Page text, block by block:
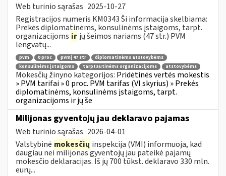
Web turinio sąrašas 2025-10-27
Registracijos numeris KM0343 Ši informacija skelbiama:
Prekės diplomatinėms, konsulinėms įstaigoms, tarpt.
organizacijoms ir jų šeimos nariams (47 str.) PVM
lengvatų...
pvm 0 proc pvmį 47 str
diplomatinėms atstovybėms
konsulinėms įstaigoms
tarptautinėms organizacijoms atstovybėms
Mokesčių žinyno kategorijos: Pridėtinės vertės mokestis
» PVM tarifai » 0 proc. PVM tarifas (VI skyrius) » Prekės
diplomatinėms, konsulinėms įstaigoms, tarpt.
organizacijoms ir jų še
Milijonas gyventojų jau deklaravo pajamas
Web turinio sąrašas 2026-04-01
Valstybinė mokesčių inspekcija (VMI) informuoja, kad
daugiau nei milijonas gyventojų jau pateikė pajamų
mokesčio deklaracijas. Iš jų 700 tūkst. deklaravo 330 mln.
eurų...